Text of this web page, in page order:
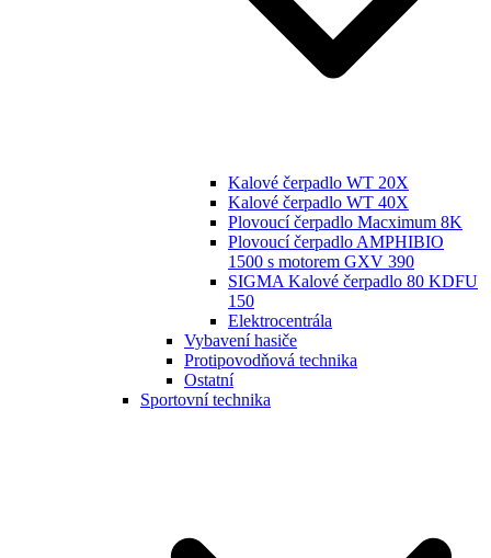
Kalové čerpadlo WT 20X
Kalové čerpadlo WT 40X
Plovoucí čerpadlo Macximum 8K
Plovoucí čerpadlo AMPHIBIO
1500 s motorem GXV 390
SIGMA Kalové čerpadlo 80 KDFU
150
Elektrocentrála
Vybavení hasiče
Protipovodňová technika
Ostatní
Sportovní technika